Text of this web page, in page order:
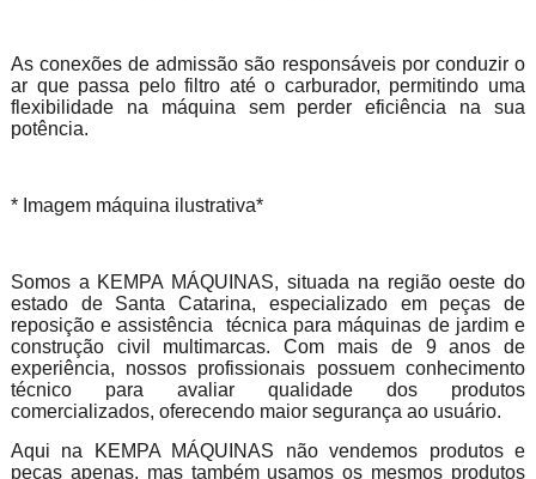
As conexões de admissão são responsáveis por conduzir o
ar que passa pelo filtro até o carburador, permitindo uma
flexibilidade na máquina sem perder eficiência na sua
potência.
* Imagem máquina ilustrativa*
Somos a KEMPA MÁQUINAS, situada na região oeste do
estado de Santa Catarina, especializado em peças de
reposição e assistência técnica para máquinas de jardim e
construção civil multimarcas. Com mais de 9 anos de
experiência, nossos profissionais possuem conhecimento
técnico para avaliar qualidade dos produtos
comercializados, oferecendo maior segurança ao usuário.
Aqui na KEMPA MÁQUINAS não vendemos produtos e
peças apenas, mas também usamos os mesmos produtos